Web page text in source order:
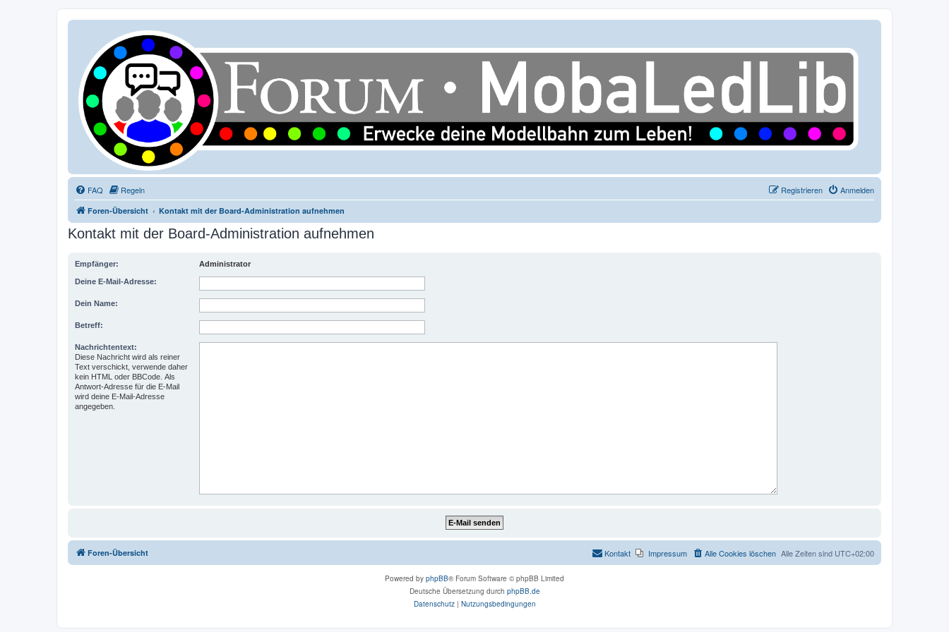
FAQ Regeln Anmelden
Registrieren
Foren-Übersicht Kontakt mit der Board-Administration aufnehmen
Kontakt mit der Board-Administration aufnehmen
Empfänger: Administrator
Deine E-Mail-Adresse:
Dein Name:
Betreff:
Nachrichtentext:
Diese Nachricht wird als reiner
Text verschickt, verwende daher
kein HTML oder BBCode. Als
Antwort-Adresse für die E-Mail
wird deine E-Mail-Adresse
angegeben.
Foren-Übersicht Alle Zeiten sind UTC+02:00
Alle Cookies löschen
Impressum
Kontakt
Powered by phpBB® Forum Software © phpBB Limited
Deutsche Übersetzung durch phpBB.de
Datenschutz| Nutzungsbedingungen